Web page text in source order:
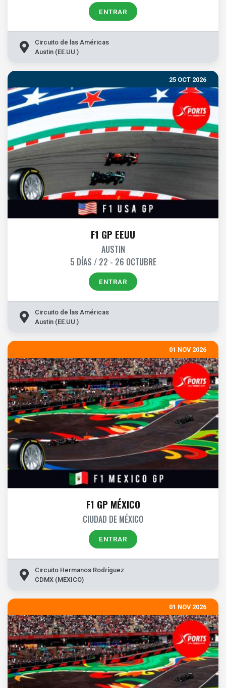
ENTRAR
Circuito de las Américas
Austin (EE.UU.)
25 OCT 2026
F1 GP EEUU
AUSTIN
5 DÍAS / 22 - 26 OCTUBRE
ENTRAR
Circuito de las Américas
Austin (EE.UU.)
01 NOV 2026
F1 GP MÉXICO
CIUDAD DE MÉXICO
ENTRAR
Circuito Hermanos Rodríguez
CDMX (MEXICO)
01 NOV 2026